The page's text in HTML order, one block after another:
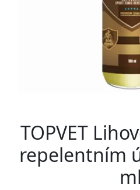
TOPVET
repelentním
ml